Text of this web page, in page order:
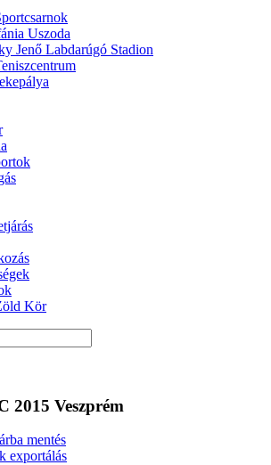
Uszoda
Jenő Labdarúgó Stadion
Kör
2015 Veszprém
mentés
exportálás